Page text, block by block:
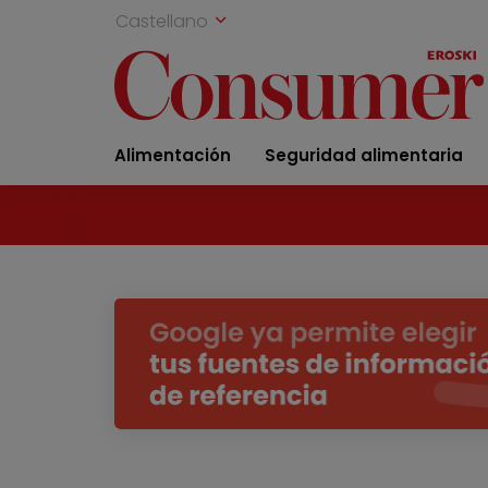
Castellano
Alimentación Seguridad alimentaria